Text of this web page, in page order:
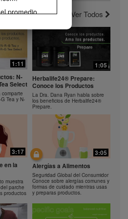
promedio
ejercicio
de
o
de
el control de
podrían
como
diario de
de
tu
otro
puede
el
los
1:19
Bioniq GO: Como usar el
producto
Aprende a usar Bioniq GO
Ver Todos
1:11
N-
Select
comparte
Tea y N-
1:05
Herbalife24® Prepare:
Conoce los Productos
La Dra. Dana Ryan habla sobre
los beneficios de Herbalife24®
Prepare.
3:17
en la
muestra
parche
productos
3:05
Alergías a Alimentos
Seguridad Global del Consumidor
Conoce sobre alergías comunes y
formas de cuidado mientras usas
y preparas productos.